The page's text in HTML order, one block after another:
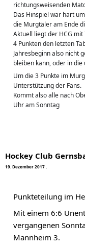
richtungsweisenden
Das Hinspiel war hart
die Murgtäler am Ende
Aktuell liegt der HCG
4 Punkten den letzten
Jahresbeginn also nicht
bleiben kann, oder in
Um die 3 Punkte im
Unterstützung der Fans.
Kommt also alle nach
Uhr am Sonntag
Hockey Club
19 Dezember2017·
Punkteteilung im
Mit einem 6:6
vergangenen
Mannheim 3.